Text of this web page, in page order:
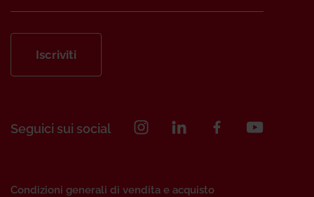
Iscriviti
Seguici sui social
Condizioni generali di vendita e acquisto